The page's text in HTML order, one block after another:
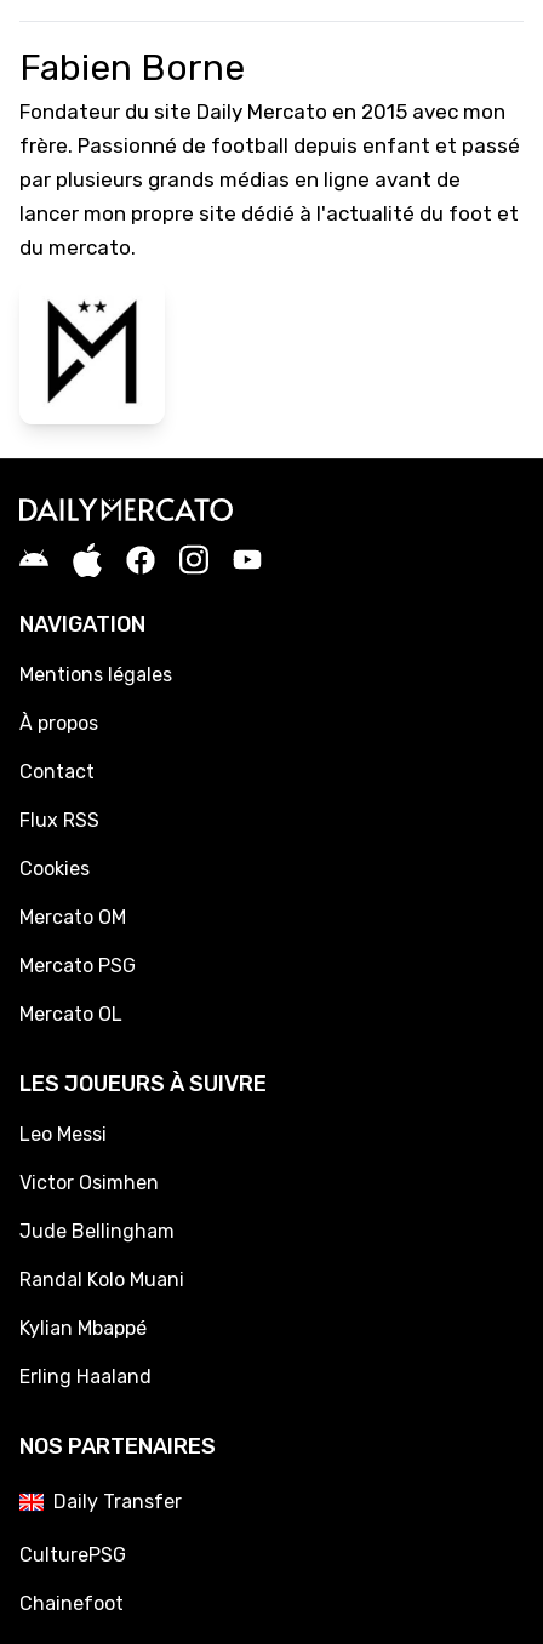
Fabien Borne
Fondateur du site Daily Mercato en 2015 avec mon
frère. Passionné de football depuis enfant et passé
par plusieurs grands médias en ligne avant de
lancer mon propre site dédié à l'actualité du foot et
du mercato.
NAVIGATION
Mentions légales
À propos
Contact
Flux RSS
Cookies
Mercato OM
Mercato PSG
Mercato OL
LES JOUEURS À SUIVRE
Leo Messi
Victor Osimhen
Jude Bellingham
Randal Kolo Muani
Kylian Mbappé
Erling Haaland
NOS PARTENAIRES
Daily Transfer
CulturePSG
Chainefoot